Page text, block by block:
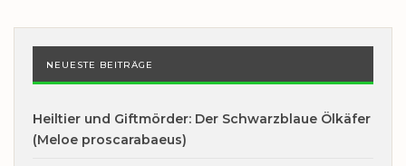
NEUESTE BEITRÄGE
Heiltier und Giftmörder: Der Schwarzblaue Ölkäfer
(Meloe proscarabaeus)